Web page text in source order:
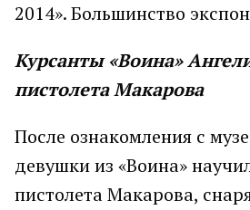
2014». Большинство
Курсанты «Воина»
пистолета Макарова
После ознакомления с
девушки из «Воина»
пистолета Макарова,